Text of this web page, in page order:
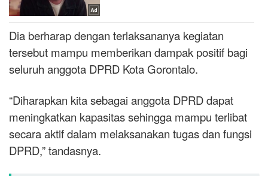
Dia berharap dengan terlaksananya kegiatan
tersebut mampu memberikan dampak positif bagi
seluruh anggota DPRD Kota Gorontalo.
“Diharapkan kita sebagai anggota DPRD dapat
meningkatkan kapasitas sehingga mampu terlibat
secara aktif dalam melaksanakan tugas dan fungsi
DPRD,” tandasnya.